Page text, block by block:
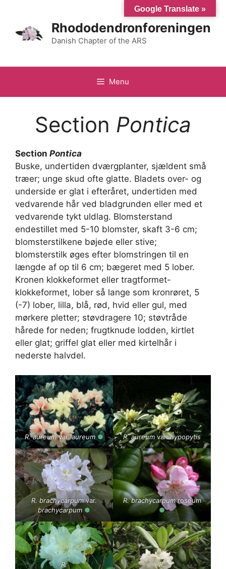
indhold
Rhododendronforeningen
Danish Chapter of the ARS
Menu
Section Pontica
Section Pontica
Buske, undertiden dværgplanter, sjældent små
træer; unge skud ofte glatte. Bladets over- og
underside er glat i efteråret, undertiden med
vedvarende hår ved bladgrunden eller med et
vedvarende tykt uldlag. Blomsterstand
endestillet med 5-10 blomster, skaft 3-6 cm;
blomsterstilkene bøjede eller stive;
blomsterstilk øges efter blomstringen til en
længde af op til 6 cm; bægeret med 5 lober.
Kronen klokkeformet eller tragtformet-
klokkeformet, lober så lange som kronrøret, 5
(-7) lober, lilla, blå, rød, hvid eller gul, med
mørkere pletter; støvdragere 10; støvtråde
hårede for neden; frugtknude lodden, kirtlet
eller glat; griffel glat eller med kirtelhår i
nederste halvdel.
R. aureumvar.aureum ● R. aureumvar.hypopytis
R. brachycarpumvar.
brachycarpum ●
R. brachycarpumroseum
●
R.
R.
Google Translate »